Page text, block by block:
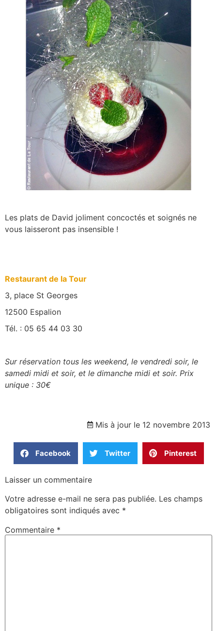
Les plats de David joliment concoctés et soignés ne
vous laisseront pas insensible !
Restaurant de la Tour
3, place St Georges
12500 Espalion
Tél. : 05 65 44 03 30
Sur réservation tous les weekend, le vendredi soir, le
samedi midi et soir, et le dimanche midi et soir. Prix
unique : 30€
Mis à jour le 12 novembre 2013
Facebook Twitter Pinterest
Laisser un commentaire
Votre adresse e-mail ne sera pas publiée. Les champs
obligatoires sont indiqués avec *
Commentaire *